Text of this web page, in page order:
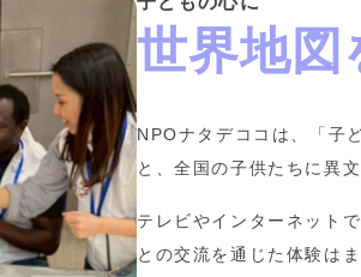
世界地図
NPOナタデココは、「子
と、全国の子供たちに異
テレビやインターネット
との交流を通じた体験は